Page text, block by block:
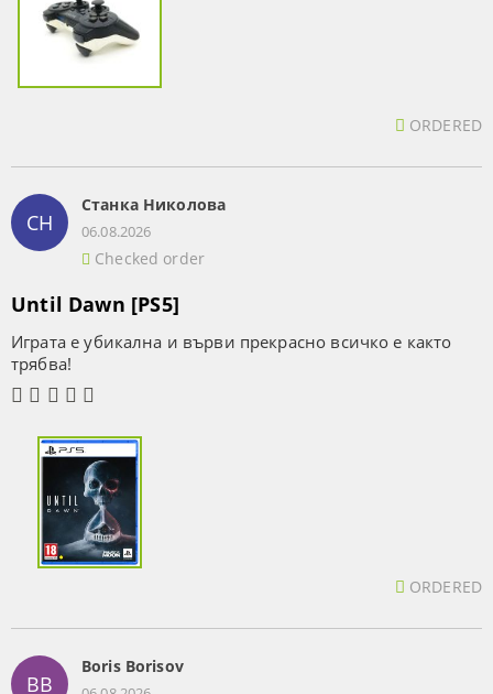
ORDERED
СН
Станка Николова
06.08.2026
Checked order
Until Dawn [PS5]
Играта е убикална и върви прекрасно всичко е както
трябва!
ORDERED
BB
Boris Borisov